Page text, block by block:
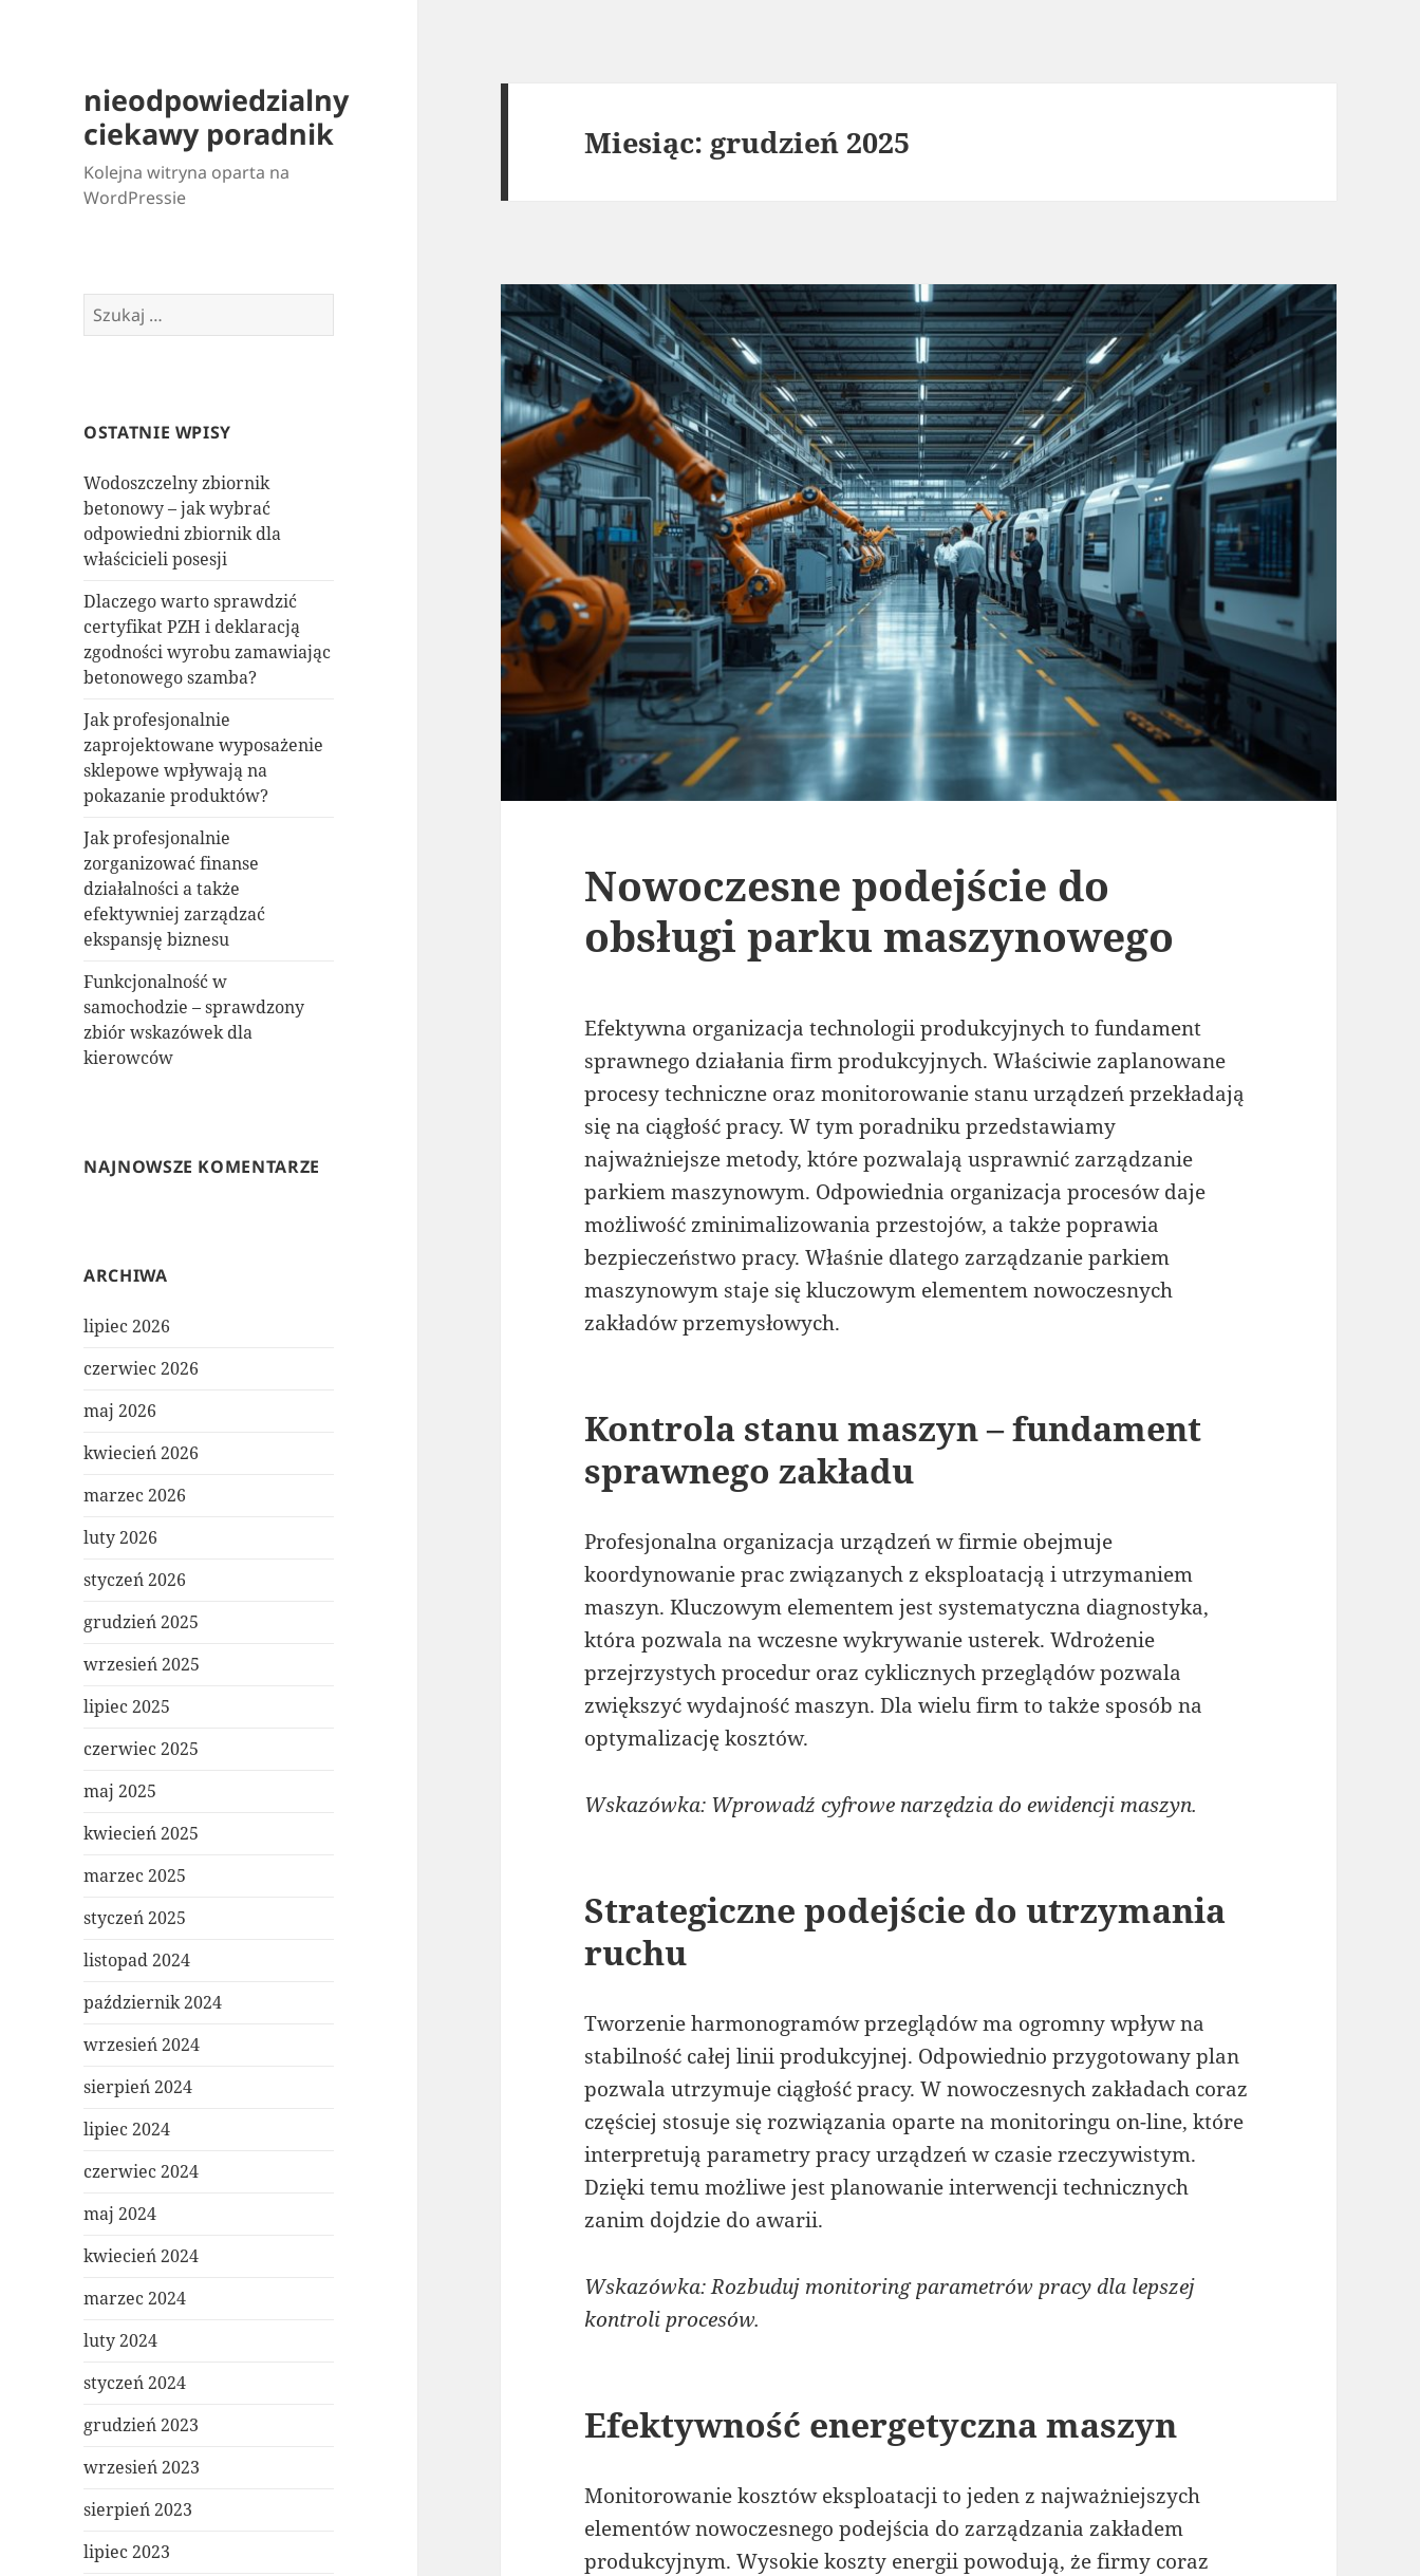
nieodpowiedzialny
ciekawy poradnik
Kolejna witryna oparta na
WordPressie
Szukaj:
OSTATNIE WPISY
Wodoszczelny zbiornik
betonowy – jak wybrać
odpowiedni zbiornik dla
właścicieli posesji
Dlaczego warto sprawdzić
certyfikat PZH i deklaracją
zgodności wyrobu zamawiając
betonowego szamba?
Jak profesjonalnie
zaprojektowane wyposażenie
sklepowe wpływają na
pokazanie produktów?
Jak profesjonalnie
zorganizować finanse
działalności a także
efektywniej zarządzać
ekspansję biznesu
Funkcjonalność w
samochodzie – sprawdzony
zbiór wskazówek dla
kierowców
NAJNOWSZE KOMENTARZE
ARCHIWA
lipiec 2026
czerwiec 2026
maj 2026
kwiecień 2026
marzec 2026
luty 2026
styczeń 2026
grudzień 2025
wrzesień 2025
lipiec 2025
czerwiec 2025
maj 2025
kwiecień 2025
marzec 2025
styczeń 2025
listopad 2024
październik 2024
wrzesień 2024
sierpień 2024
lipiec 2024
czerwiec 2024
maj 2024
kwiecień 2024
marzec 2024
luty 2024
styczeń 2024
grudzień 2023
wrzesień 2023
sierpień 2023
lipiec 2023
Miesiąc: grudzień 2025
Nowoczesne podejście do
obsługi parku maszynowego
Efektywna organizacja technologii produkcyjnych to fundament
sprawnego działania firm produkcyjnych. Właściwie zaplanowane
procesy techniczne oraz monitorowanie stanu urządzeń przekładają
się na ciągłość pracy. W tym poradniku przedstawiamy
najważniejsze metody, które pozwalają usprawnić zarządzanie
parkiem maszynowym. Odpowiednia organizacja procesów daje
możliwość zminimalizowania przestojów, a także poprawia
bezpieczeństwo pracy. Właśnie dlatego zarządzanie parkiem
maszynowym staje się kluczowym elementem nowoczesnych
zakładów przemysłowych.
Kontrola stanu maszyn – fundament
sprawnego zakładu
Profesjonalna organizacja urządzeń w firmie obejmuje
koordynowanie prac związanych z eksploatacją i utrzymaniem
maszyn. Kluczowym elementem jest systematyczna diagnostyka,
która pozwala na wczesne wykrywanie usterek. Wdrożenie
przejrzystych procedur oraz cyklicznych przeglądów pozwala
zwiększyć wydajność maszyn. Dla wielu firm to także sposób na
optymalizację kosztów.
Wskazówka: Wprowadź cyfrowe narzędzia do ewidencji maszyn.
Strategiczne podejście do utrzymania
ruchu
Tworzenie harmonogramów przeglądów ma ogromny wpływ na
stabilność całej linii produkcyjnej. Odpowiednio przygotowany plan
pozwala utrzymuje ciągłość pracy. W nowoczesnych zakładach coraz
częściej stosuje się rozwiązania oparte na monitoringu on-line, które
interpretują parametry pracy urządzeń w czasie rzeczywistym.
Dzięki temu możliwe jest planowanie interwencji technicznych
zanim dojdzie do awarii.
Wskazówka: Rozbuduj monitoring parametrów pracy dla lepszej
kontroli procesów.
Efektywność energetyczna maszyn
Monitorowanie kosztów eksploatacji to jeden z najważniejszych
elementów nowoczesnego podejścia do zarządzania zakładem
produkcyjnym. Wysokie koszty energii powodują, że firmy coraz